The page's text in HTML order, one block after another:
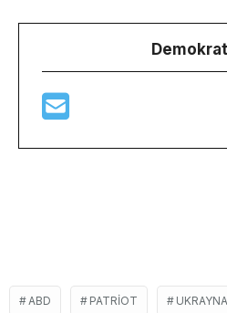
ABD PATRIOT UKRAYNA